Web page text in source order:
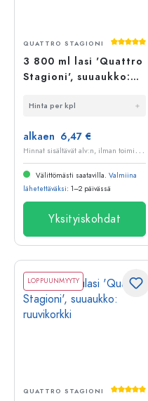
QUATTRO STAGIONI
3 800 ml lasi 'Quattro
Stagioni', suuaukko:
Hinta per kpl
alkaen 6,47 €
H
innat sisältävät alv:n, ilman toimituskuluja
Välittömästi saatavilla. Valmiina
lähetettäväksi: 1–2 päivässä
Yksityiskohdat
LOPPUUNMYYTY
QUATTRO STAGIONI